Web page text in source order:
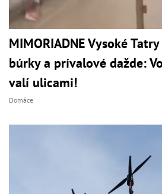
MIMORIADNE Vysoké
búrky a prívalové dažde:
valí ulicami!
Domáce